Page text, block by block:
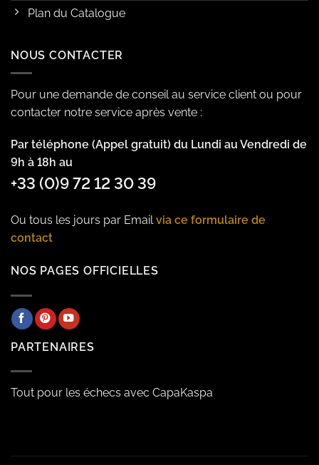
Plan du Catalogue
NOUS CONTACTER
Pour une demande de conseil au service client ou pour
contacter notre service après vente :
Par téléphone (Appel gratuit) du Lundi au Vendredi de
9h à 18h au
+33 (0)9 72 12 30 39
Ou tous les jours par Emailvia ce formulaire de
contact
NOS PAGES OFFICIELLES
PARTENAIRES
Tout pour les échecs avec CapaKaspa